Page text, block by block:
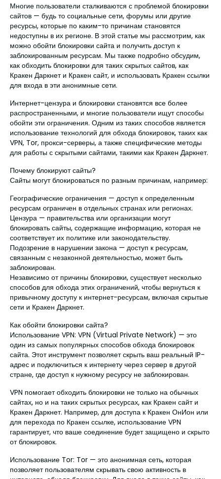
Многие пользователи сталкиваются с проблемой блокировки
сайтов — будь то социальные сети, форумы или другие
ресурсы, которые по каким-то причинам становятся
недоступны в их регионе. В этой статье мы рассмотрим, как
можно обойти блокировки сайта и получить доступ к
заблокированным ресурсам. Мы также подробно обсудим,
как обходить блокировки для таких скрытых сайтов, как
Кракен Даркнет и Кракен сайт, и использовать Кракен ссылки
для входа в эти анонимные сети.
Интернет-цензура и блокировки становятся все более
распространенными, и многие пользователи ищут способы
обойти эти ограничения. Одним из таких способов является
использование технологий для обхода блокировок, таких как
VPN, Tor, прокси-серверы, а также специфические методы
для работы с скрытыми сайтами, такими как Кракен Даркнет.
Почему блокируют сайты?
Сайты могут блокироваться по разным причинам, например:
Географические ограничения — доступ к определенным
ресурсам ограничен в отдельных странах или регионах.
Цензура — правительства или организации могут
блокировать сайты, содержащие информацию, которая не
соответствует их политике или законодательству.
Подозрение в нарушении закона — доступ к ресурсам,
связанным с незаконной деятельностью, может быть
заблокирован.
Независимо от причины блокировки, существует несколько
способов для обхода этих ограничений, чтобы вернуться к
привычному доступу к интернет-ресурсам, включая скрытые
сети и Кракен Даркнет.
Как обойти блокировки сайта?
Использование VPN: VPN (Virtual Private Network) — это
один из самых популярных способов обхода блокировок
сайта. Этот инструмент позволяет скрыть ваш реальный IP-
адрес и подключиться к интернету через сервер в другой
стране, где доступ к нужному ресурсу не заблокирован.
VPN помогает обходить блокировки не только на обычных
сайтах, но и на таких скрытых ресурсах, как Кракен сайт и
Кракен Даркнет. Например, для доступа к Кракен ОнИон или
для перехода по Кракен ссылке, использование VPN
гарантирует, что ваше соединение будет защищено и скрыто
от блокировок.
Использование Tor: Tor — это анонимная сеть, которая
позволяет пользователям скрывать свою активность в